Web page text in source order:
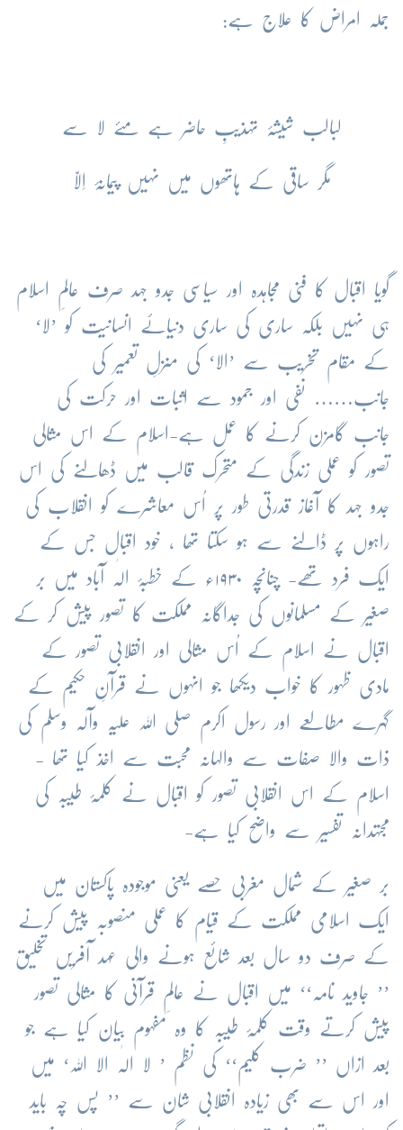
جملہ امراض کا علاج ہے:
لبالب شیشۂ تہذیبِ حاضر ہے مئے لا سے
مگر ساقی کے ہاتھوں میں نہیں پیمانۂ اِلّا
گویا اقبال کا فنی مجاہدہ اور سیاسی جدو جہد صرف عالمِ اسلام
ہی نہیں بلکہ ساری کی ساری دنیائے انسانیت کو ’لا‘
کے مقام تخریب سے ’الا‘ کی منزلِ تعمیر کی
جانب…… نفی اور جمود سے اثبات اور حرکت کی
جانب گامزن کرنے کا عمل ہے-اسلام کے اس مثالی
تصور کو عملی زندگی کے متحرک قالب میں ڈھالنے کی اس
جدو جہد کا آغاز قدرتی طور پر اُس معاشرے کو انقلاب کی
راہوں پر ڈالنے سے ہو سکتا تھا ، خود اقبال جس کے
ایک فرد تھے- چنانچہ ۱۹۳۰ء کے خطبۂ الٰہ آباد میں بر
صغیر کے مسلمانوں کی جداگانہ مملکت کا تصور پیش کر کے
اقبال نے اسلام کے اُس مثالی اور انقلابی تصور کے
مادی ظہور کا خواب دیکھا جو انہوں نے قرآنِ حکیم کے
گہرے مطالعے اور رسول اکرم صلی اللہ علیہ وآلہ وسلم کی
ذات والا صفات سے والہانہ محبت سے اخذ کیا تھا -
اسلام کے اس انقلابی تصور کو اقبال نے کلمۂ طیبہ کی
مجتہدانہ تفسیر سے واضح کیا ہے-
بر صغیر کے شمال مغربی حصے یعنی موجودہ پاکستان میں
ایک اسلامی مملکت کے قیام کا عملی منصوبہ پیش کرنے
کے صرف دو سال بعد شائع ہونے والی عہد آفریں تخلیق
’’ جاوید نامہ‘‘ میں اقبال نے عالمِ قرآنی کا مثالی تصور
پیش کرتے وقت کلمۂ طیبہ کا وہ مفہوم بیان کیا ہے جو
بعد ازاں ’’ ضرب کلیم‘‘ کی نظم ’ لا الٰہ الا اللہ‘ میں
اور اس سے بھی زیادہ انقلابی شان سے ’’ پس چہ باید